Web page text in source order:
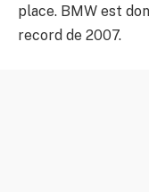
place. BMW est
record de 2007.